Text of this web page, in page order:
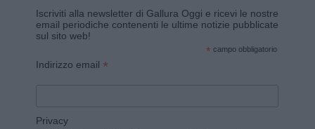
Iscriviti alla newsletter di Gallura Oggi e ricevi le nostre
email periodiche contenenti le ultime notizie pubblicate
sul sito web!
* campo obbligatorio
Indirizzo email *
Privacy